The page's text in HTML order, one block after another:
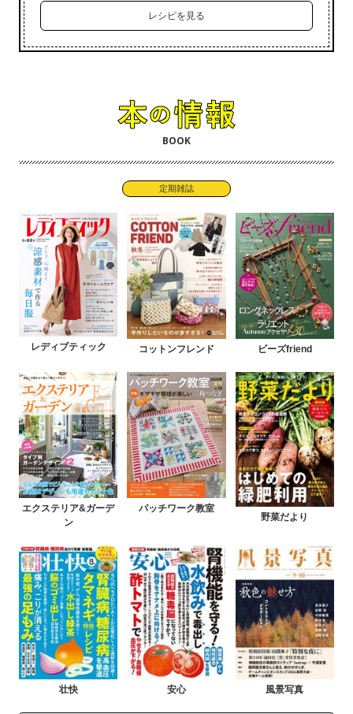
レシピを見る
BOOK
定期雑誌
レディブティック コットンフレンド ビーズfriend
エクステリア&ガーデ
ン
パッチワーク教室
野菜だより
壮快 安心 風景写真